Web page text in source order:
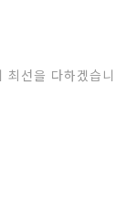
최선을 다하겠습